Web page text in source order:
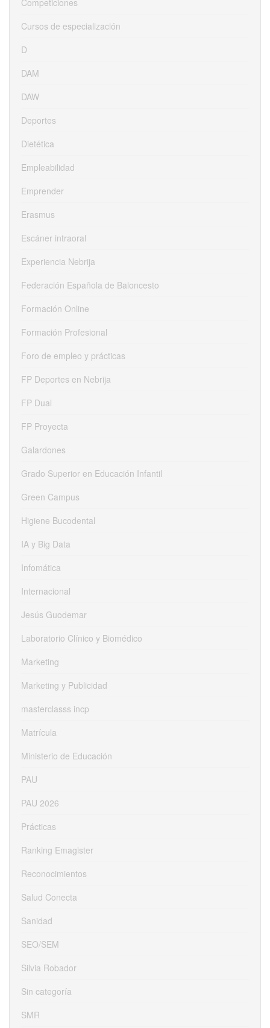
Cursos de especialización
D
DAM
DAW
Deportes
Dietética
Empleabilidad
Emprender
Erasmus
Escáner intraoral
Experiencia Nebrija
Federación Española de Baloncesto
Formación Online
Formación Profesional
Foro de empleo y prácticas
FP Deportes en Nebrija
FP Dual
FP Proyecta
Galardones
Grado Superior en Educación Infantil
Green Campus
Higiene Bucodental
IA y Big Data
Infomática
Internacional
Jesús Guodemar
Laboratorio Clínico y Biomédico
Marketing
Marketing y Publicidad
masterclasss incp
Matrícula
Ministerio de Educación
PAU
PAU 2026
Prácticas
Ranking Emagister
Reconocimientos
Salud Conecta
Sanidad
SEO/SEM
Silvia Robador
Sin categoría
SMR